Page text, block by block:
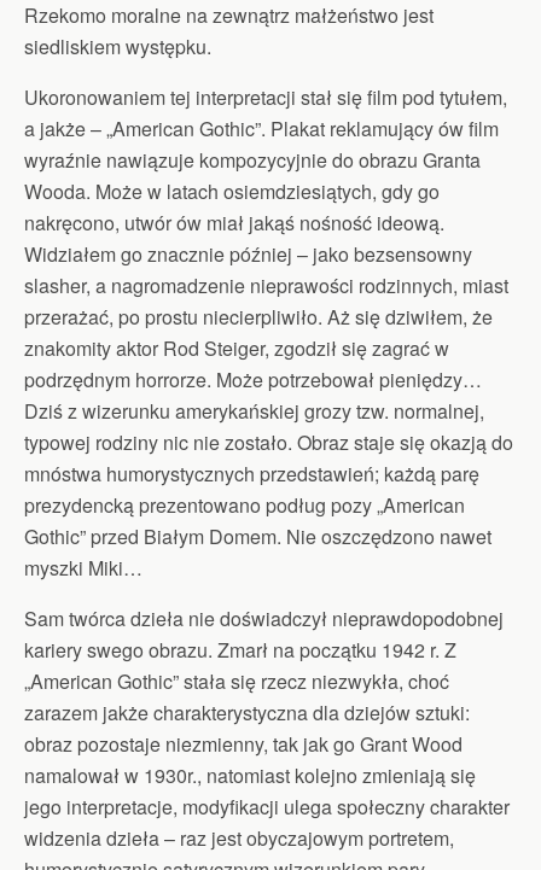
Rzekomo moralne na zewnątrz małżeństwo jest
siedliskiem występku.
Ukoronowaniem tej interpretacji stał się film pod tytułem,
a jakże – „American Gothic”. Plakat reklamujący ów film
wyraźnie nawiązuje kompozycyjnie do obrazu Granta
Wooda. Może w latach osiemdziesiątych, gdy go
nakręcono, utwór ów miał jakąś nośność ideową.
Widziałem go znacznie później – jako bezsensowny
slasher, a nagromadzenie nieprawości rodzinnych, miast
przerażać, po prostu niecierpliwiło. Aż się dziwiłem, że
znakomity aktor Rod Steiger, zgodził się zagrać w
podrzędnym horrorze. Może potrzebował pieniędzy…
Dziś z wizerunku amerykańskiej grozy tzw. normalnej,
typowej rodziny nic nie zostało. Obraz staje się okazją do
mnóstwa humorystycznych przedstawień; każdą parę
prezydencką prezentowano podług pozy „American
Gothic” przed Białym Domem. Nie oszczędzono nawet
myszki Miki…
Sam twórca dzieła nie doświadczył nieprawdopodobnej
kariery swego obrazu. Zmarł na początku 1942 r. Z
„American Gothic” stała się rzecz niezwykła, choć
zarazem jakże charakterystyczna dla dziejów sztuki:
obraz pozostaje niezmienny, tak jak go Grant Wood
namalował w 1930r., natomiast kolejno zmieniają się
jego interpretacje, modyfikacji ulega społeczny charakter
widzenia dzieła – raz jest obyczajowym portretem,